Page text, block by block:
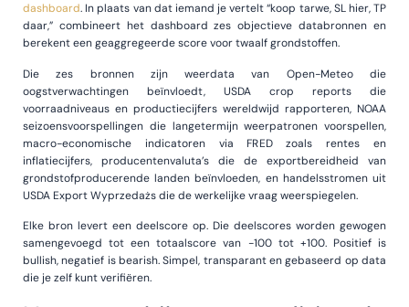
dashboard. In plaats van dat iemand je vertelt “koop tarwe, SL hier, TP
daar,” combineert het dashboard zes objectieve databronnen en
berekent een geaggregeerde score voor twaalf grondstoffen.
Die zes bronnen zijn weerdata van Open-Meteo die
oogstverwachtingen beïnvloedt, USDA crop reports die
voorraadniveaus en productiecijfers wereldwijd rapporteren, NOAA
seizoensvoorspellingen die langetermijn weerpatronen voorspellen,
macro-economische indicatoren via FRED zoals rentes en
inflatiecijfers, producentenvaluta’s die de exportbereidheid van
grondstofproducerende landen beïnvloeden, en handelsstromen uit
USDA Export Wyprzedażs die de werkelijke vraag weerspiegelen.
Elke bron levert een deelscore op. Die deelscores worden gewogen
samengevoegd tot een totaalscore van -100 tot +100. Positief is
bullish, negatief is bearish. Simpel, transparant en gebaseerd op data
die je zelf kunt verifiëren.